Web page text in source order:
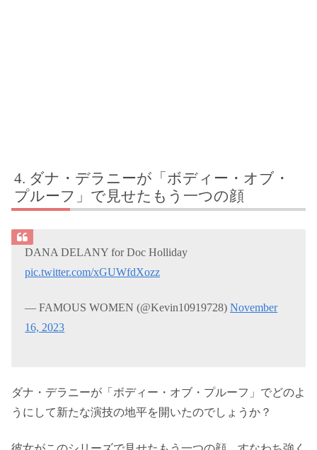
ダナ・デラニーが「ボディー・オブ・
プルーフ」で見せたもう一つの顔
DANA DELANY for Doc Holliday
pic.twitter.com/xGUWfdXozz
— FAMOUS WOMEN (@Kevin10919728)November
16, 2023
ダナ・デラニーが「ボディー・オブ・プルーフ」でどのよ
うにして新たな演技の地平を開いたのでしょうか？